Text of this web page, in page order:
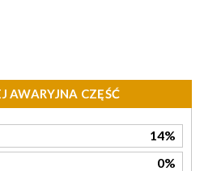
AWARYJNA CZĘŚĆ
14%
0%